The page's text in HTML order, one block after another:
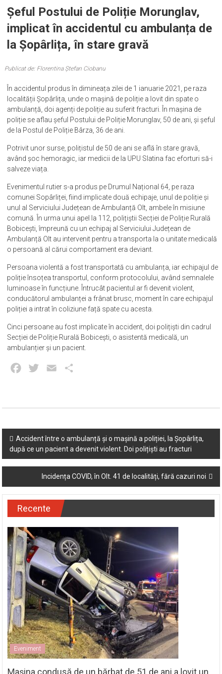
Șeful Postului de Poliție Morunglav,
implicat în accidentul cu ambulanța de
la Șopârlița, în stare gravă
Publicat de: Florentina Ștefan Ciobanu
În accidentul produs în dimineața zilei de 1 ianuarie 2021, pe raza
localității Șopârlița, unde o mașină de poliție a lovit din spate o
ambulanță, doi agenți de poliție au suferit fracturi. În mașina de
poliție se aflau șeful Postului de Poliție Morunglav, 50 de ani, și șeful
de la Postul de Poliție Bârza, 36 de ani.
Potrivit unor surse, polițistul de 50 de ani se află în stare gravă,
având șoc hemoragic, iar medicii de la UPU Slatina fac eforturi să-i
salveze viața.
Evenimentul rutier s-a produs pe Drumul Național 64, pe raza
comunei Sopârliței, fiind implicate două echipaje, unul de poliție și
unul al Serviciului Județean de Ambulanță Olt, ambele în misiune
comună. În urma unui apel la 112, polițiștii Secției de Poliție Rurală
Bobicești, împreună cu un echipaj al Serviciului Județean de
Ambulanță Olt au intervenit pentru a transporta la o unitate medicală
o persoană al cărui comportament era deviant.
Persoana violentă a fost transportată cu ambulanța, iar echipajul de
poliție însoțea transportul, conform protocolului, având semnalele
luminoase în funcțiune. Întrucât pacientul ar fi devenit violent,
conducătorul ambulanței a frânat brusc, moment în care echipajul
poliției a intrat în coliziune față spate cu acesta.
Cinci persoane au fost implicate în accident, doi polițiști din cadrul
Secției de Poliție Rurală Bobicești, o asistentă medicală, un
ambulanțier și un pacient.
Facebook
Twitter Email
Post
navigation
Accident între o ambulanță și o mașină a poliției, la Șopârlița,
după ce un pacient a devenit violent. Doi polițiști au fracturi
Incidența COVID, în Olt. 41 de localități, fără cazuri noi
Recente
Eveniment
Mașina condusă de un bărbat de 51 de ani a lovit un